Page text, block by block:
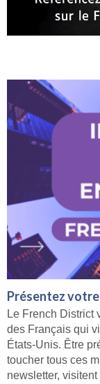
Présentez
Le French District
des Français qui
États-Unis. Être
toucher tous ces
newsletter,